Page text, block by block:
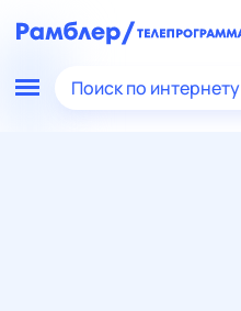
Поиск по интернету